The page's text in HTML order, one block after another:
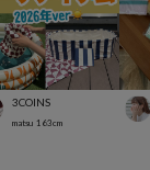
3COINS
matsu 163cm